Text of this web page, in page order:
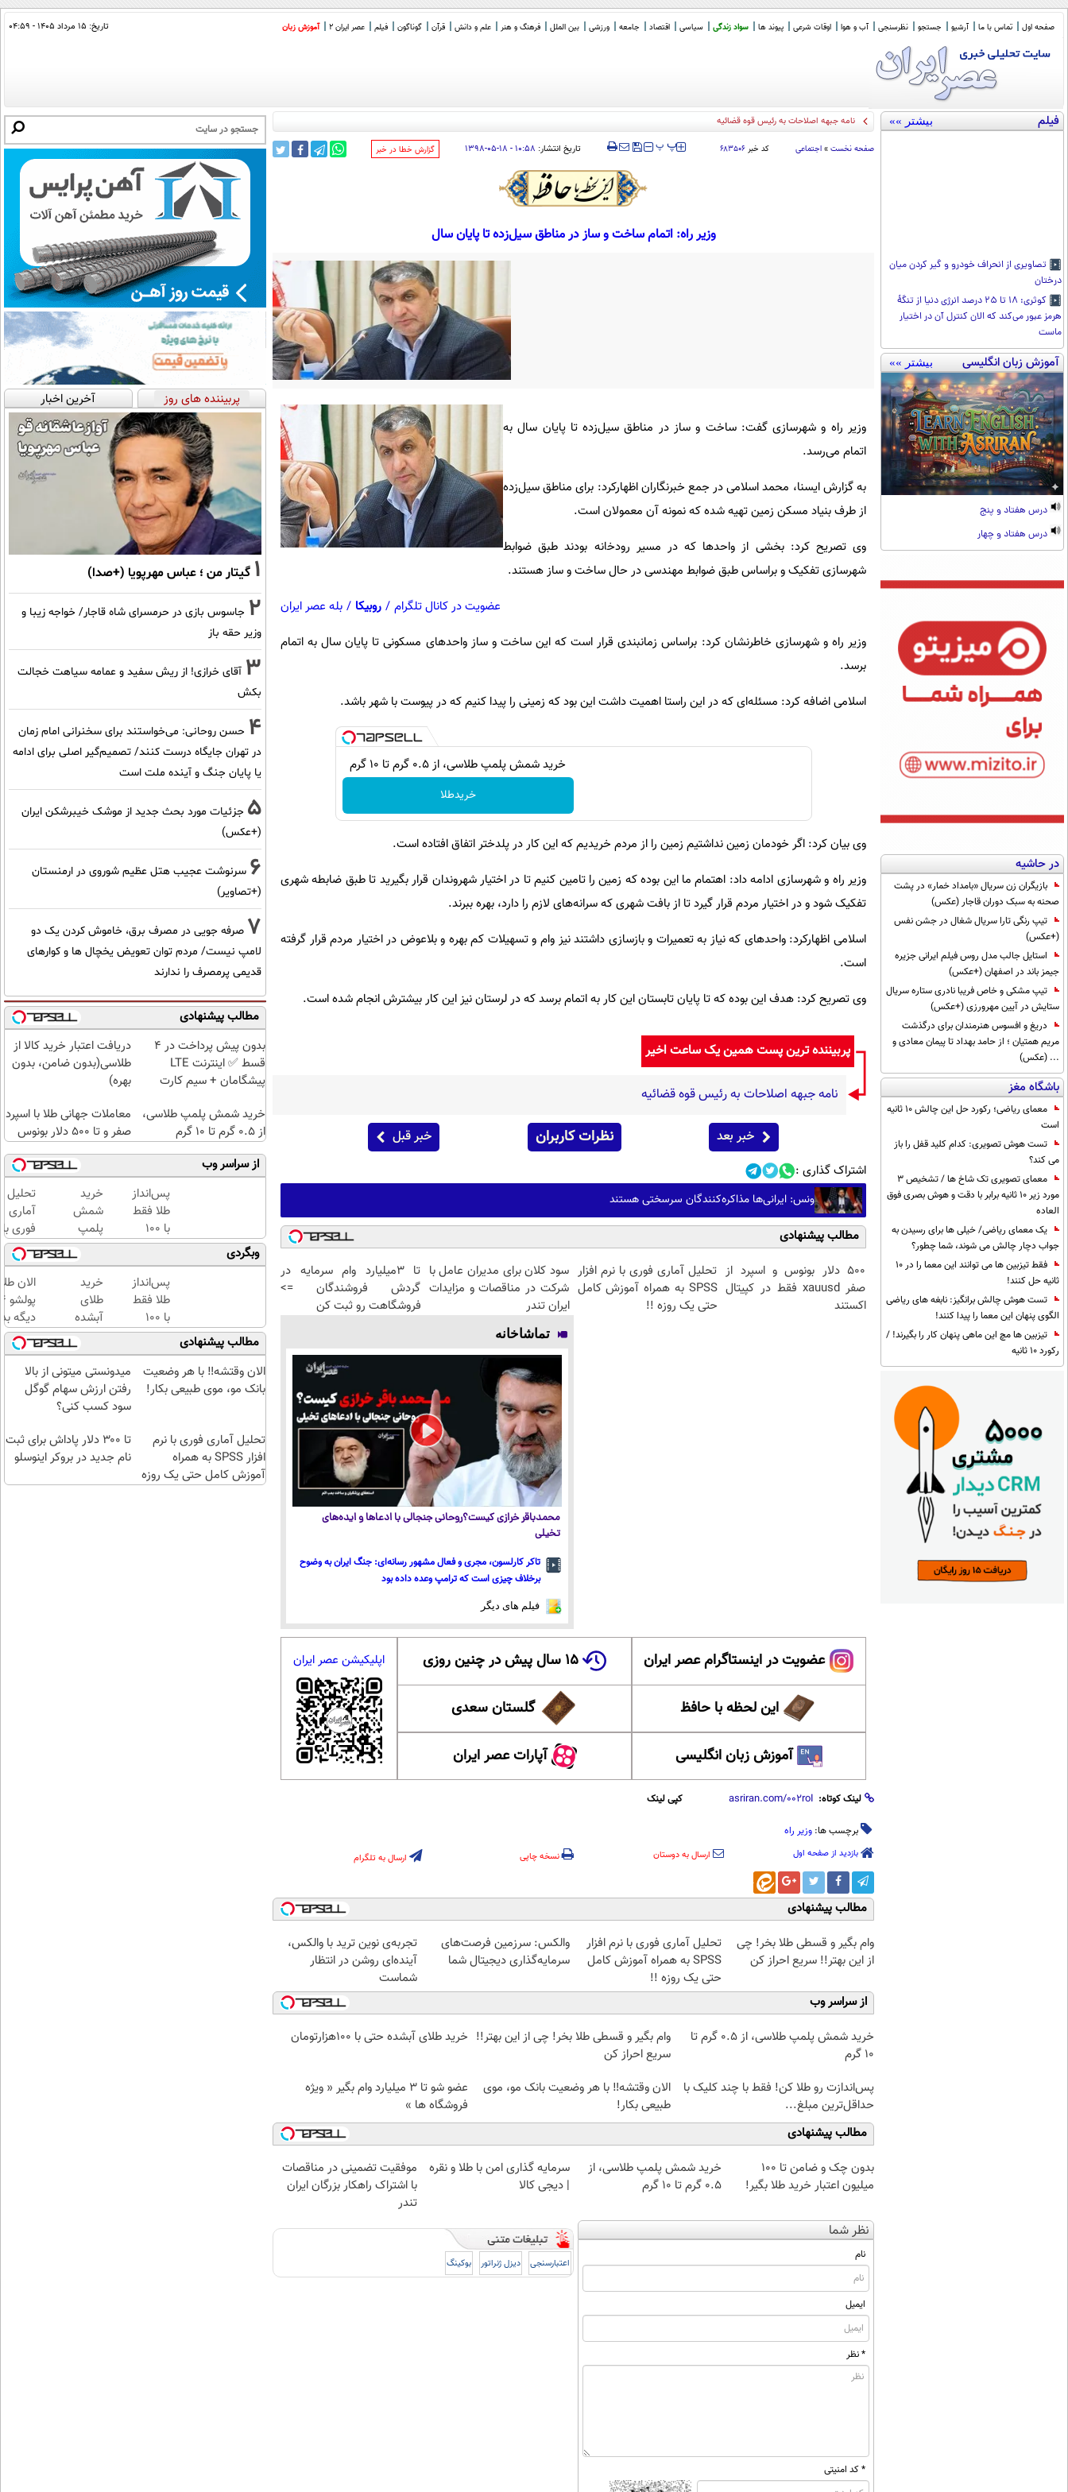
صفحه اول تماس با ما آرشیو جستجو نظرسنجی آب و هوا اوقات شرعی پیوند ها سواد زندگی سیاسی اقتصاد جامعه ورزشی بین الملل فرهنگ و هنر علم و دانش قرآن گوناگون فیلم عصر ایران 2 آموزش زبان تاریخ: ۱۵ مرداد ۱۴۰۵ - ۰۴:۵۹
فیلم بیشتر »»
تصاویری از انحراف خودرو و گیر کردن میان
درختان
کوثری: ۱۸ تا ۲۵ درصد انرژی دنیا از تنگۀ
هرمز عبور می‌کند که الان کنترل آن در اختیار
ماست
آموزش زبان انگلیسی بیشتر »»
درس هفتاد و پنج
درس هفتاد و چهار
در حاشیه
بازیگران زن سریال «بامداد خمار» در پشت
صحنه به سبک دوران قاجار (عکس)
تیپ رنگی تارا سریال شغال در جشن نفس
(+عکس)
استایل جالب مدل روس فیلم ایرانی جزیره
جیمز باند در اصفهان (+عکس)
تیپ مشکی و خاص فریبا نادری ستاره سریال
ستایش در آیین مهرورزی (+عکس)
دریغ و افسوس هنرمندان برای درگذشت
مریم همتیان ؛ از حامد بهداد تا پیمان معادی و
... (عکس)
باشگاه مغز
معمای ریاضی؛ رکورد حل این چالش 10 ثانیه
است
تست هوش تصویری: کدام کلید قفل را باز
می کند؟
معمای تصویری تک شاخ ها / تشخیص 3
مورد زیر 10 ثانیه برابر با دقت و هوش بصری فوق
العاده
یک معمای ریاضی/ خیلی ها برای رسیدن به
جواب دچار چالش می شوند، شما چطور؟
فقط تیزبین ها می توانند این معما را در 10
ثانیه حل کنند!
تست هوش چالش برانگیز: نابغه های ریاضی
الگوی پنهان این معما را پیدا کنند!
تیزبین ها مچ این ماهی پنهان کار را بگیرند! /
رکورد 10 ثانیه
نامه جبهه اصلاحات به رئیس قوه قضائیه
صفحه نخست » اجتماعی کد خبر۶۸۳۵۰۶ ‍‍‍ پپ تاریخ انتشار: ۱۰:۵۸ - ۱۸-۰۵-۱۳۹۸ ‌گزارش خطا در خبر
وزیر راه: اتمام ساخت و ساز در مناطق سیل‌زده تا پایان سال
وزیر راه و شهرسازی گفت: ساخت و ساز در مناطق سیل‌زده تا پایان سال به
اتمام می‌رسد.
به گزارش ایسنا، محمد اسلامی در جمع خبرنگاران اظهارکرد: برای مناطق سیل‌زده
از طرف بنیاد مسکن زمین تهیه شده که نمونه آن معمولان است.
وی تصریح کرد: بخشی از واحدها که در مسیر رودخانه بودند طبق ضوابط
شهرسازی تفکیک و براساس طبق ضوابط مهندسی در حال ساخت و ساز هستند.
عضویت در کانال تلگرام / روبیکا / بله عصر ایران
وزیر راه و شهرسازی خاطرنشان کرد: براساس زمانبندی قرار است که این ساخت و ساز واحدهای مسکونی تا پایان سال به اتمام
برسد.
اسلامی اضافه کرد: مسئله‌ای که در این راستا اهمیت داشت این بود که زمینی را پیدا کنیم که در پیوست با شهر باشد.
خرید شمش پلمپ طلاسی، از ۰.۵ گرم تا ۱۰ گرم
خریدطلا
وی بیان کرد: اگر خودمان زمین نداشتیم زمین را از مردم خریدیم که این کار در پلدختر اتفاق افتاده است.
وزیر راه و شهرسازی ادامه داد: اهتمام ما این بوده که زمین را تامین کنیم تا در اختیار شهروندان قرار بگیرید تا طبق ضابطه شهری
تفکیک شود و در اختیار مردم قرار گیرد تا از بافت شهری که سرانه‌های لازم را دارد، بهره ببرند.
اسلامی اظهارکرد: واحدهای که نیاز به تعمیرات و بازسازی داشتند نیز وام و تسهیلات کم بهره و بلاعوض در اختیار مردم قرار گرفته
است.
وی تصریح کرد: هدف این بوده که تا پایان تابستان این کار به اتمام برسد که در لرستان نیز این کار بیشترش انجام شده است.
پربیننده ترین پست همین یک ساعت اخیر
نامه جبهه اصلاحات به رئیس قوه قضائیه
خبر بعد نظرات کاربران خبر قبل
اشتراک گذاری :
ونس: ایرانی‌ها مذاکره‌کنندگان سرسختی هستند
مطالب پیشنهادی
۵۰۰ دلار بونوس و اسپرد از
صفر xauusd فقط در کپیتال
اکستند
تحلیل آماری فوری با نرم افزار
SPSS به همراه آموزش کامل
حتی یک روزه !!
سود کلان برای مدیران عامل با
شرکت در مناقصات و مزایدات
ایران تندر
تا 3میلیارد وام سرمایه در
گردش فروشندگان =>
فروشگاهت رو ثبت کن
تماشاخانه
محمدباقر خرازی کیست؟روحانی جنجالی با ادعاها و ایده‌های
تخیلی
تاکر کارلسون، مجری و فعال مشهور رسانه‌ای: جنگ ایران به وضوح
برخلاف چیزی است که ترامپ وعده داده بود
فیلم های دیگر
عضویت در اینستاگرام عصر ایران ۱۵ سال پیش در چنین روزی
این لحظه با حافظ گلستان سعدی
آموزش زبان انگلیسی آپارات عصر ایران
اپلیکیشن عصر ایران
لینک کوتاه: کپی لینک
برچسب ها: وزیر راه
بازدید از صفحه اول ارسال به دوستان نسخه چاپی ارسال به تلگرام
مطالب پیشنهادی
وام بگیر و قسطی طلا بخر! چی
از این بهتر!! سریع احراز کن
تحلیل آماری فوری با نرم افزار
SPSS به همراه آموزش کامل
حتی یک روزه !!
والکس: سرزمین فرصت‌های
سرمایه‌گذاری دیجیتال شما
تجربه‌ی نوین ترید با والکس،
آینده‌ای روشن در انتظار
شماست
از سراسر وب
خرید شمش پلمپ طلاسی، از ۰.۵ گرم تا
۱۰ گرم
وام بگیر و قسطی طلا بخر! چی از این بهتر!!
سریع احراز کن
خرید طلای آبشده حتی با ۱۰۰هزارتومان
پس‌اندازت رو طلا کن! فقط با چند کلیک با
حداقل‌ترین مبلغ...
الان وقتشه‼️ با هر وضعیت بانک مو، موی
طبیعی بکار!
عضو شو تا 3 میلیارد وام بگیر « ویژه
فروشگاه ها »
مطالب پیشنهادی
بدون چک و ضامن تا 100
میلیون اعتبار خرید طلا بگیر!
خرید شمش پلمپ طلاسی، از
۰.۵ گرم تا ۱۰ گرم
سرمایه گذاری امن با طلا و نقره
| دیجی کالا
موفقیت تضمینی در مناقصات
با اشتراک راهکار بزرگان ایران
تندر
نظر شما
نام
ایمیل
* نظر
* کد امنیتی
اعتبارسنجی دیزل ژنراتور بوکینگ
پربیننده های روز آخرین اخبار
1 گیتار من ؛ عباس مهرپویا (+صدا)
2 جاسوس بازی در حرمسرای شاه قاجار/ خواجه زیبا و
وزیر حقه باز
3 آقای خرازی! از ریش سفید و عمامه سیاهت خجالت
بکش
4 حسن روحانی: می‌خواستند برای سخنرانی امام زمان
در تهران جایگاه درست کنند/ تصمیم‌گیر اصلی برای ادامه
یا پایان جنگ و آینده ملت است
5 جزئیات مورد بحث جدید از موشک خیبرشکن ایران
(+عکس)
6 سرنوشت عجیب هتل عظیم شوروی در ارمنستان
(+تصاویر)
7 صرفه جویی در مصرف برق، خاموش کردن یک دو
لامپ نیست/ مردم توان تعویض یخچال ها و کوارهای
قدیمی پرمصرف را ندارند
مطالب پیشنهادی
بدون پیش پرداخت در 4
قسط ✅ اینترنت LTE
پیشگامان + سیم کارت
دریافت اعتبار خرید کالا از
طلاسی(بدون ضامن، بدون
بهره)
خرید شمش پلمپ طلاسی،
از ۰.۵ گرم تا ۱۰ گرم
معاملات جهانی طلا با اسپرد
صفر و تا ۵۰۰ دلار بونوس
از سراسر وب
پس‌انداز
طلا فقط
با ۱۰۰
هزارتومان
(امن و
راحت)
خرید
شمش
پلمپ
طلاسی،
از ۰.۵
گرم تا
۱۰ گرم
تحلیل
آماری
فوری با
نرم
افزار
SPSS
به
همراه
آموزش
کامل
حتی
یک
وبگردی
پس‌انداز
طلا فقط
با ۱۰۰
هزارتومان
(امن و
راحت)
خرید
طلای
آبشده
حتی با
۱۰۰هزارتومان
الان
دیگه
طلا با
بی‌بهره
مطالب پیشنهادی
الان وقتشه‼️ با هر وضعیت
بانک مو، موی طبیعی بکار!
میدونستی میتونی از بالا
رفتن ارزش سهام گوگل
سود کسب کنی؟
تحلیل آماری فوری با نرم
افزار SPSS به همراه
آموزش کامل حتی یک روزه
تا ۳۰۰ دلار پاداش برای ثبت
نام جدید در بروکر اینوسلو